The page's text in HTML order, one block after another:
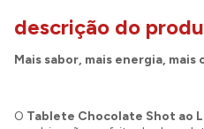
descrição do
Mais sabor, mais energia, mais
O Tablete Chocolate Shot ao